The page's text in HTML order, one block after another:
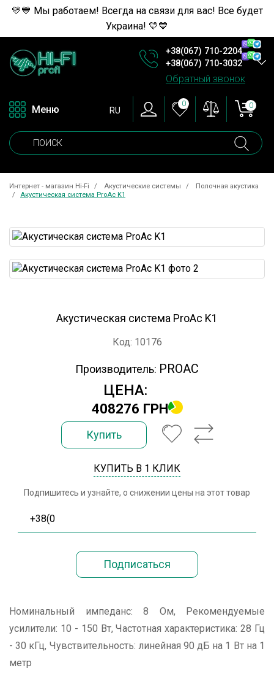
💛💙 Мы работаем! Всегда на связи для вас! Все будет
Украина! 💛💙
+38(067) 710-2204
+38(067) 710-3032
Обратный звонок
Меню RU
0 0
Интернет - магазин Hi-Fi Акустические системы
Полочная акустика
Акустическая система ProAc K1
Акустическая система ProAc K1
Код: 10176
Производитель: PROAC
ЦЕНА:
408276 ГРН
Купить
КУПИТЬ В 1 КЛИК
Подпишитесь и узнайте, о снижении цены на этот товар
Номинальный импеданс: 8 Ом, Рекомендуемые
усилители: 10 - 150 Вт, Частотная характеристика: 28 Гц
- 30 кГц, Чувствительность: линейная 90 дБ на 1 Вт на 1
метр